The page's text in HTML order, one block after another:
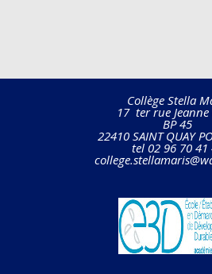
Collège Stella
17 ter rue Jeanne
BP 45
22410 SAINT QUAY
tel 02 96 70 41